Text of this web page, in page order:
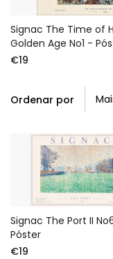
Signac The Time of
Golden Age No1 -
€19
Ordenar por
Signac The Port II
Póster
€19